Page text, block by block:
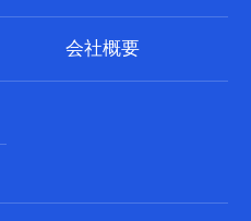
会社概要